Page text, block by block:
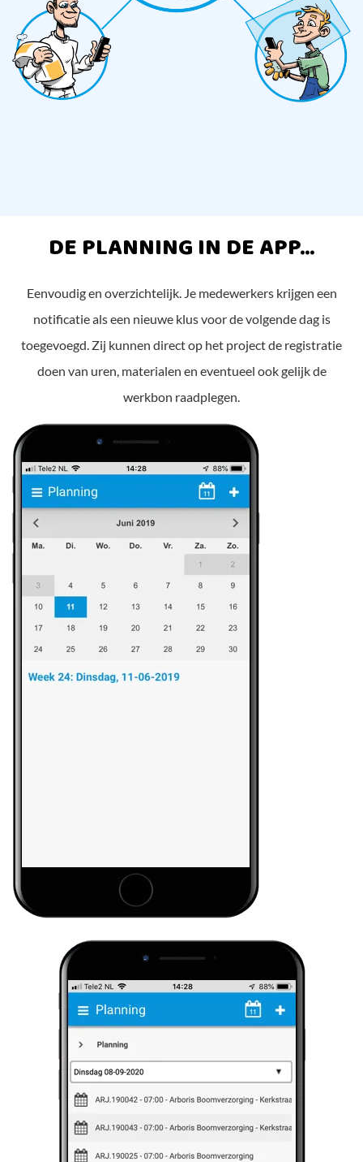
DE PLANNING IN DE APP...
Eenvoudig en overzichtelijk. Je medewerkers krijgen een
notificatie als een nieuwe klus voor de volgende dag is
toegevoegd. Zij kunnen direct op het project de registratie
doen van uren, materialen en eventueel ook gelijk de
werkbon raadplegen.